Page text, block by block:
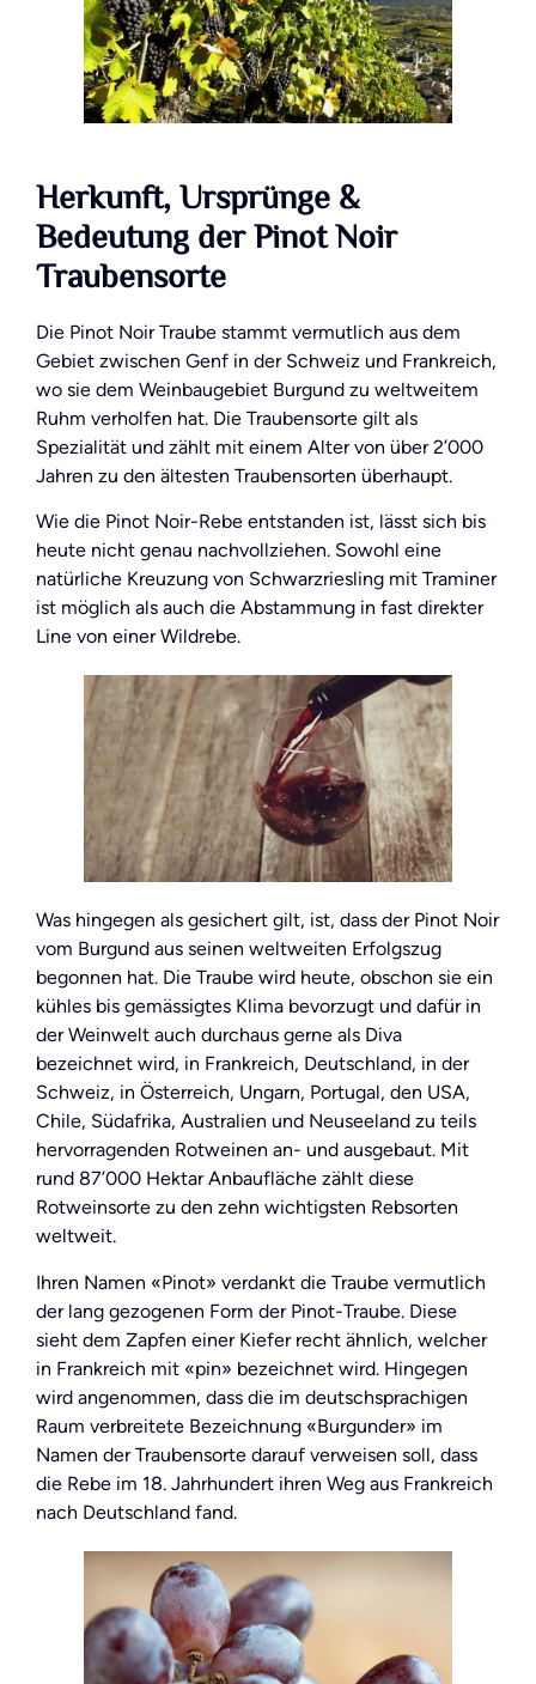
Herkunft, Ursprünge &
Bedeutung der Pinot Noir
Traubensorte
Die Pinot Noir Traube stammt vermutlich aus dem
Gebiet zwischen Genf in der Schweiz und Frankreich,
wo sie dem Weinbaugebiet Burgund zu weltweitem
Ruhm verholfen hat. Die Traubensorte gilt als
Spezialität und zählt mit einem Alter von über 2’000
Jahren zu den ältesten Traubensorten überhaupt.
Wie die Pinot Noir-Rebe entstanden ist, lässt sich bis
heute nicht genau nachvollziehen. Sowohl eine
natürliche Kreuzung von Schwarzriesling mit Traminer
ist möglich als auch die Abstammung in fast direkter
Line von einer Wildrebe.
Was hingegen als gesichert gilt, ist, dass der Pinot Noir
vom Burgund aus seinen weltweiten Erfolgszug
begonnen hat. Die Traube wird heute, obschon sie ein
kühles bis gemässigtes Klima bevorzugt und dafür in
der Weinwelt auch durchaus gerne als Diva
bezeichnet wird, in Frankreich, Deutschland, in der
Schweiz, in Österreich, Ungarn, Portugal, den USA,
Chile, Südafrika, Australien und Neuseeland zu teils
hervorragenden Rotweinen an- und ausgebaut. Mit
rund 87’000 Hektar Anbaufläche zählt diese
Rotweinsorte zu den zehn wichtigsten Rebsorten
weltweit.
Ihren Namen «Pinot» verdankt die Traube vermutlich
der lang gezogenen Form der Pinot-Traube. Diese
sieht dem Zapfen einer Kiefer recht ähnlich, welcher
in Frankreich mit «pin» bezeichnet wird. Hingegen
wird angenommen, dass die im deutschsprachigen
Raum verbreitete Bezeichnung «Burgunder» im
Namen der Traubensorte darauf verweisen soll, dass
die Rebe im 18. Jahrhundert ihren Weg aus Frankreich
nach Deutschland fand.